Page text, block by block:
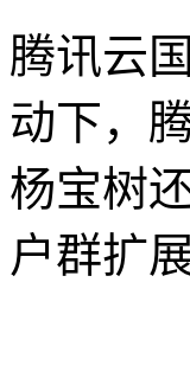
腾讯云
动下，
杨宝树
户群扩